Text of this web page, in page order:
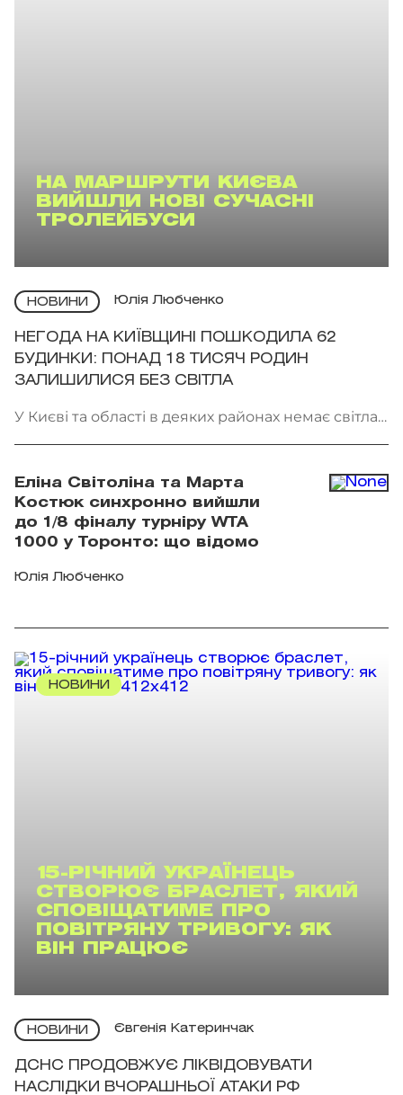
НА МАРШРУТИ КИЄВА
ВИЙШЛИ НОВІ СУЧАСНІ
ТРОЛЕЙБУСИ
НОВИНИ Юлія Любченко
НЕГОДА НА КИЇВЩИНІ ПОШКОДИЛА 62
БУДИНКИ: ПОНАД 18 ТИСЯЧ РОДИН
ЗАЛИШИЛИСЯ БЕЗ СВІТЛА
У Києві та області в деяких районах немає світла.
Еліна Світоліна та Марта
Костюк синхронно вийшли
до 1/8 фіналу турніру WTA
1000 у Торонто: що відомо
Юлія Любченко
НОВИНИ
15-РІЧНИЙ УКРАЇНЕЦЬ
СТВОРЮЄ БРАСЛЕТ, ЯКИЙ
СПОВІЩАТИМЕ ПРО
ПОВІТРЯНУ ТРИВОГУ: ЯК
ВІН ПРАЦЮЄ
НОВИНИ Євгенія Катеринчак
ДСНС ПРОДОВЖУЄ ЛІКВІДОВУВАТИ
НАСЛІДКИ ВЧОРАШНЬОЇ АТАКИ РФ